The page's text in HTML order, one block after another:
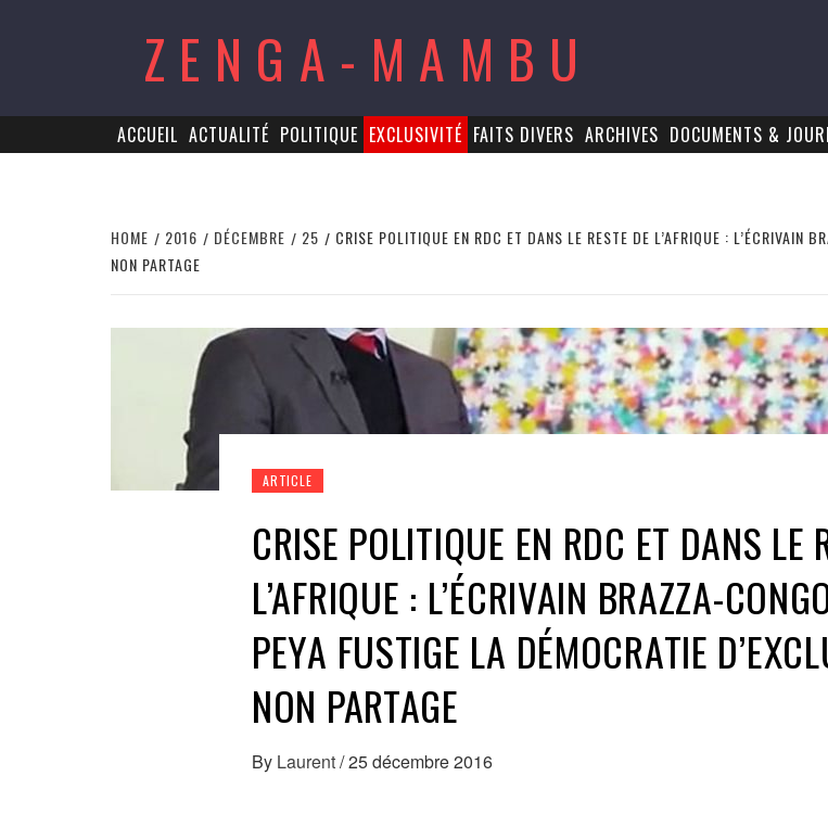
ZENGA-MAMBU
ACCUEIL ACTUALITÉ POLITIQUE EXCLUSIVITÉ FAITS DIVERS ARCHIVES DOCUMENTS &
HOME 2016 DÉCEMBRE 25
CRISE POLITIQUE EN RDC ET DANS LE RESTE DE L’AFRIQUE : L’ÉCRIVAIN
NON PARTAGE
ARTICLE
CRISE POLITIQUE EN RDC ET DANS LE
L’AFRIQUE : L’ÉCRIVAIN BRAZZA-
PEYA FUSTIGE LA DÉMOCRATIE
NON PARTAGE
By Laurent/25 décembre 2016